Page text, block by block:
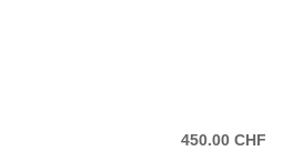
450.00 CHF